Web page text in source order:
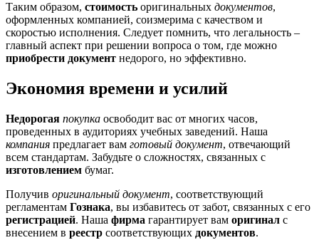
Таким образом, стоимость оригинальных документов,
оформленных компанией, соизмерима с качеством и
скоростью исполнения. Следует помнить, что легальность –
главный аспект при решении вопроса о том, где можно
приобрести документ недорого, но эффективно.
Экономия времени и усилий
Недорогая покупка освободит вас от многих часов,
проведенных в аудиториях учебных заведений. Наша
компания предлагает вам готовый документ, отвечающий
всем стандартам. Забудьте о сложностях, связанных с
изготовлением бумаг.
Получив оригинальный документ, соответствующий
регламентам Гознака, вы избавитесь от забот, связанных с его
регистрацией. Наша фирма гарантирует вам оригинал с
внесением в реестр соответствующих документов.